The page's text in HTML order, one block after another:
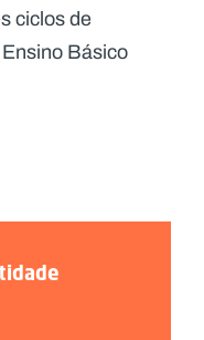
ciclos de
Ensino Básico